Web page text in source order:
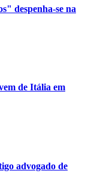
despenha-se na
de Itália em
advogado de